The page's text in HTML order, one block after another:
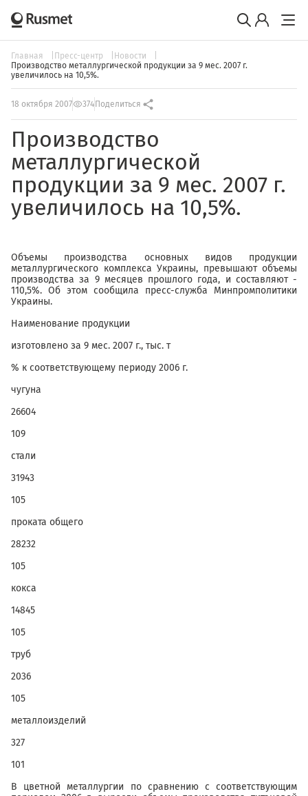
Главная Пресс-центр
Новости
Производство металлургической продукции за 9 мес. 2007 г.
увеличилось на 10,5%.
18 октября 2007 374 Поделиться
Производство
металлургической
продукции за 9 мес. 2007 г.
увеличилось на 10,5%.
Объемы производства основных видов продукции
металлургического комплекса Украины, превышают объемы
производства за 9 месяцев прошлого года, и составляют -
110,5%. Об этом сообщила пресс-служба Минпромполитики
Украины.
Наименование продукции
изготовлено за 9 мес. 2007 г., тыс. т
% к соответствующему периоду 2006 г.
чугуна
26604
109
стали
31943
105
проката общего
28232
105
кокса
14845
105
труб
2036
105
металлоизделий
327
101
В цветной металлургии по сравнению с соответствующим